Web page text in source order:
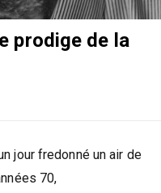
prodige de la
jour fredonné un air de
70,